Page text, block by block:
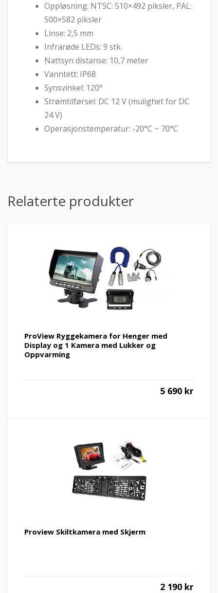
Oppløsning: NTSC: 510×492 piksler, PAL:
500×582 piksler
Linse: 2,5 mm
Infrarøde LEDs: 9 stk.
Nattsyn distanse: 10,7 meter
Vanntett: IP68
Synsvinkel: 120°
Strømtilførsel: DC 12 V (mulighet for DC
24 V)
Operasjonstemperatur: -20°C ~ 70°C
Relaterte produkter
ProView Ryggekamera for Henger med
Display og 1 Kamera med Lukker og
Oppvarming
5 690 kr
Proview Skiltkamera med Skjerm
2 190 kr